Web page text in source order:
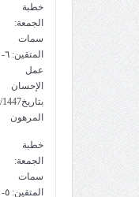
خطبة
الجمعة:
سمات
المتقين: ٦-
عمل
الإحسان
المرهون
خطبة
الجمعة:
سمات
المتقين: ٥-